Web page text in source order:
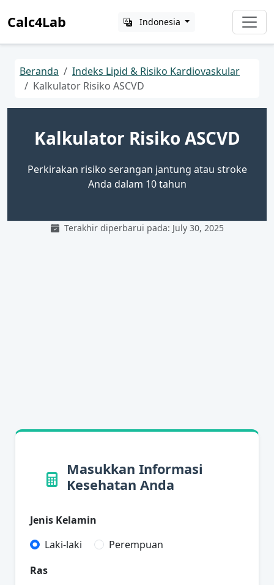
Calc4Lab Indonesia
Beranda
Indeks Lipid & Risiko Kardiovaskular
Kalkulator Risiko ASCVD
Kalkulator Risiko ASCVD
Perkirakan risiko serangan jantung atau stroke
Anda dalam 10 tahun
Terakhir diperbarui pada: July 30, 2025
Masukkan Informasi
Kesehatan Anda
Jenis Kelamin
Laki-laki
Perempuan
Ras